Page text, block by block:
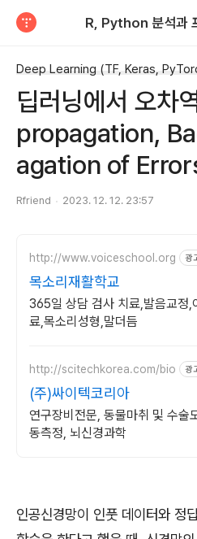
딥러닝에서 오차
propagation,
agation of
Rfriend 2023. 12. 12. 23:57
http://www.voiceschool.org 광
목소리재활학교
365일 상담 검사 치료,발음교정,
료,목소리성형,말더듬
http://scitechkorea.com/bio 광
(주)싸이텍코리아
연구장비전문, 동물마취 및 수술
동측정, 뇌신경과학
인공신경망이 인풋 데이터와 정